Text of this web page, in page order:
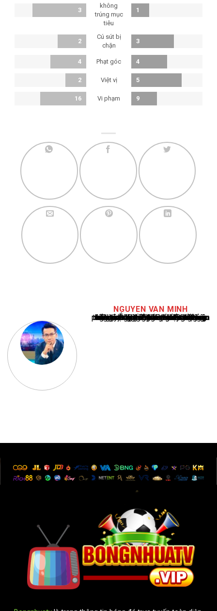
3
không
trúng mục
tiêu
1
2
Cú sút bị
chặn
3
4 Phạt góc 4
2 Việt vị 5
16 Vi phạm 9
NGUYEN VAN MINH
Nguyễn Văn Minh là một trong những chuyên gia hàng đầu về báo cáo tin tức thể thao tại Việt Nam, với hơn 10 năm hoạt động trong ngành. Ông có kiến thức sâu rộng và kinh nghiệm đáng kể trong việc phân tích và báo cáo về các sự kiện thể thao hàng đầu. Sự hiểu biết sâu sắc của ông về ngành này đã giúp ông xây dựng uy tín và danh tiếng trong cộng đồng báo chí thể thao.